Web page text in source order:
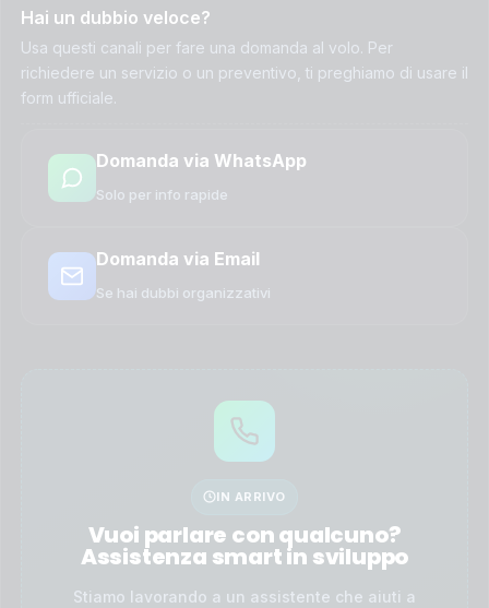
Hai un dubbio veloce?
Usa questi canali per fare una domanda al volo. Per
richiedere un servizio o un preventivo, ti preghiamo di usare il
form ufficiale.
Domanda via WhatsApp
Solo per info rapide
Domanda via Email
Se hai dubbi organizzativi
IN ARRIVO
Vuoi parlare con qualcuno?
Assistenza smart in sviluppo
Stiamo lavorando a un assistente che aiuti a